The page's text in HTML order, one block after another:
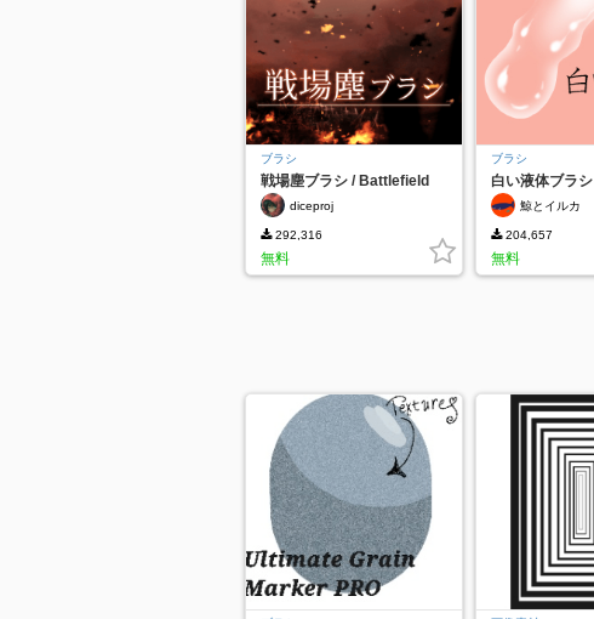
ブラシ
戦場塵ブラシ / Battlefield
Dusts Brush
diceproj
292,316
無料
ブラシ
白い液体ブラシ
鯨とイルカ
204,657
無料